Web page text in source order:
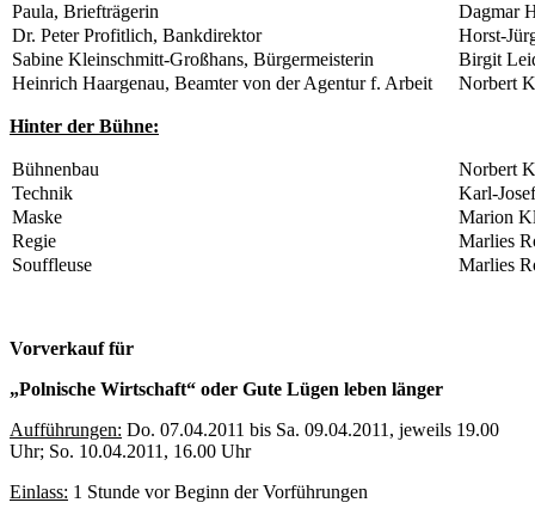
Paula, Briefträgerin
Dagmar
Dr. Peter Profitlich, Bankdirektor
Horst-
Sabine Kleinschmitt-Großhans, Bürgermeisterin
Birgit
Heinrich Haargenau, Beamter von der Agentur f. Arbeit
Norbert
Hinter der Bühne:
Bühnenbau
Norbert
Technik
Karl-
Maske
Marion
Regie
Marlies
Souffleuse
Marlies
Vorverkauf für
„Polnische Wirtschaft“ oder Gute Lügen leben länger
Aufführungen: Do. 07.04.2011 bis Sa. 09.04.2011, jeweils 19.00
Uhr; So. 10.04.2011, 16.00 Uhr
Einlass: 1 Stunde vor Beginn der Vorführungen